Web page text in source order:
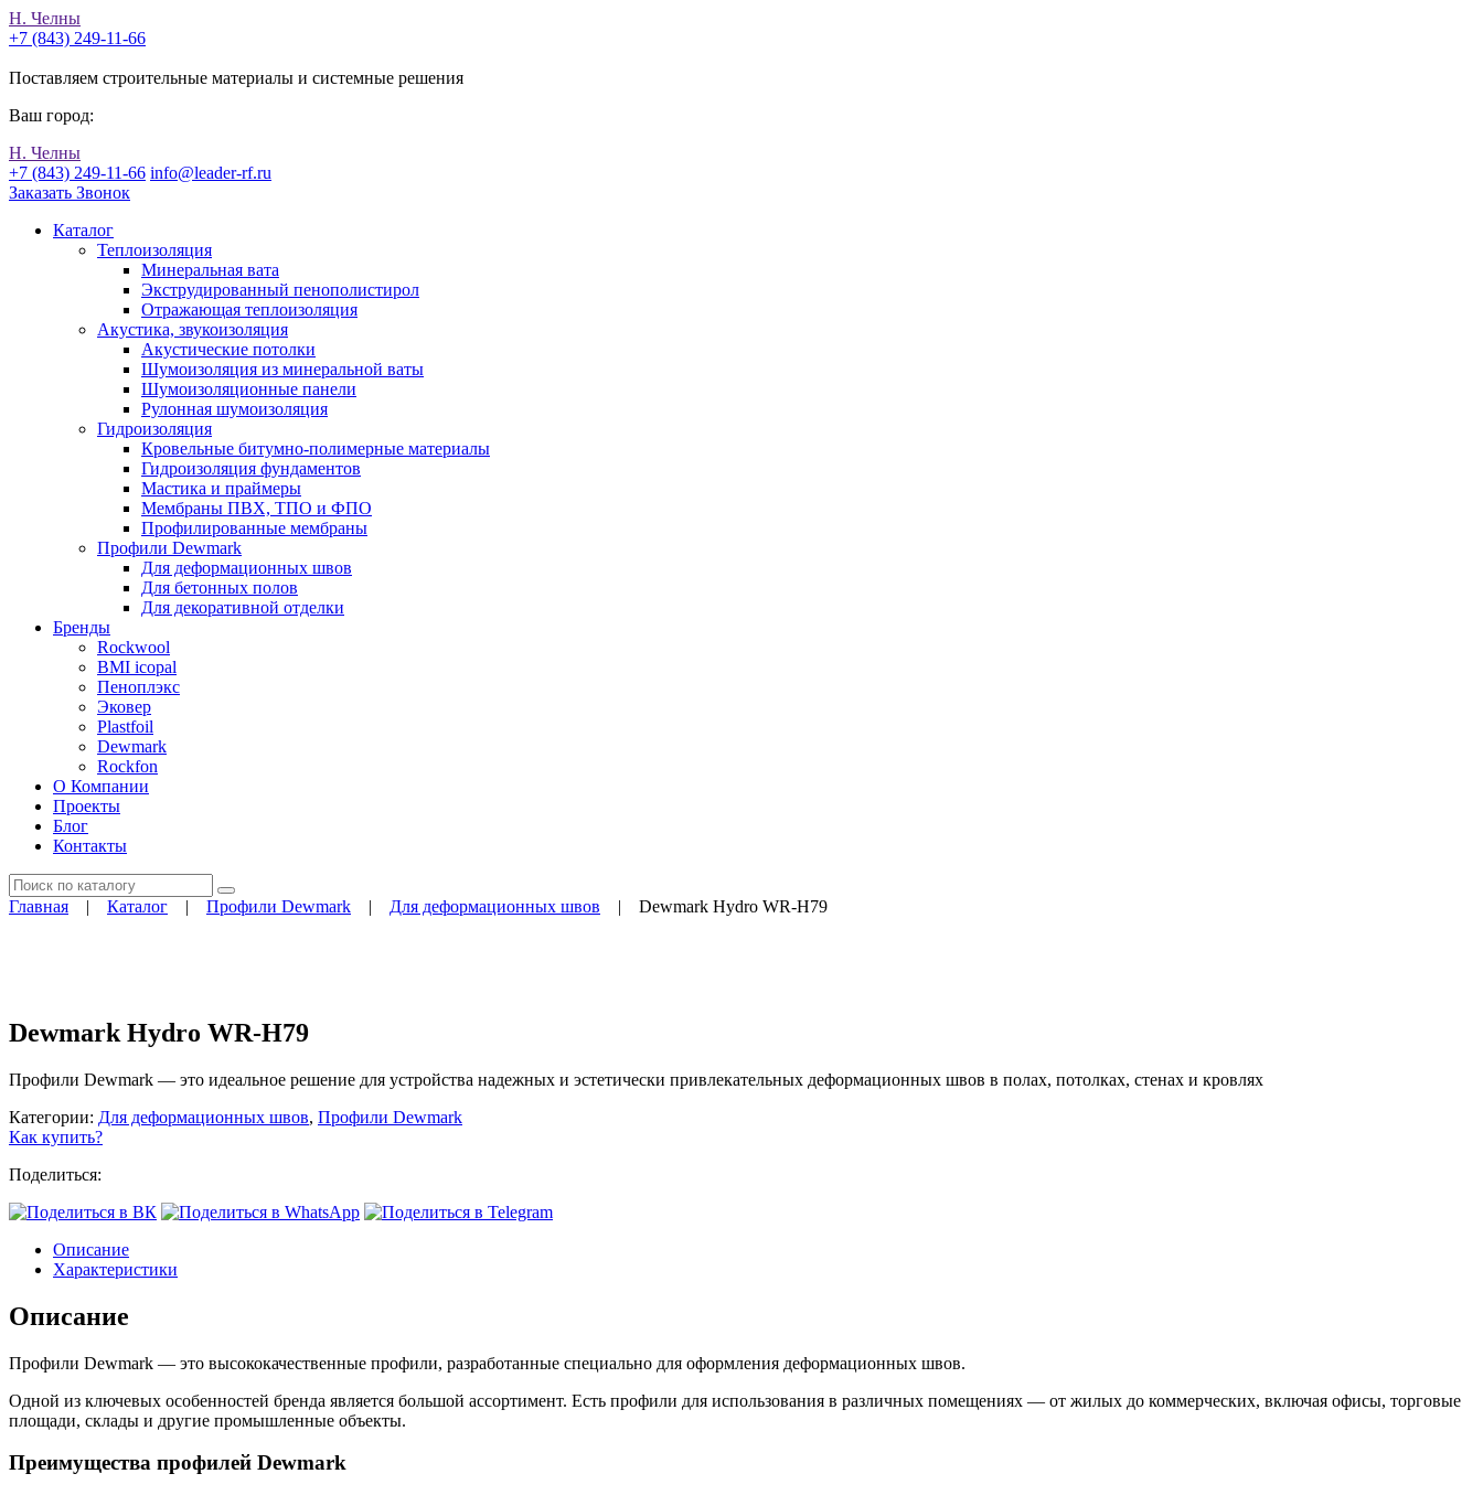
Н. Челны
+7 (843) 249-11-66
Поставляем строительные материалы и системные решения
Ваш город:
Н. Челны
+7 (843) 249-11-66 info@leader-rf.ru
Заказать Звонок
Каталог
Теплоизоляция
Минеральная вата
Экструдированный пенополистирол
Отражающая теплоизоляция
Акустика, звукоизоляция
Акустические потолки
Шумоизоляция из минеральной ваты
Шумоизоляционные панели
Рулонная шумоизоляция
Гидроизоляция
Кровельные битумно-полимерные материалы
Гидроизоляция фундаментов
Мастика и праймеры
Мембраны ПВХ, ТПО и ФПО
Профилированные мембраны
Профили Dewmark
Для деформационных швов
Для бетонных полов
Для декоративной отделки
Бренды
Rockwool
BMI icopal
Пеноплэкс
Эковер
Plastfoil
Dewmark
Rockfon
О Компании
Проекты
Блог
Контакты
Поиск
Главная | Каталог | Профили Dewmark | Для деформационных швов | Dewmark Hydro WR-H79
Dewmark Hydro WR-H79
Профили Dewmark — это идеальное решение для устройства надежных и эстетически привлекательных деформационных швов в полах, потолках, стенах и кровлях
Категории: Для деформационных швов, Профили Dewmark
Как купить?
Поделиться:
Описание
Характеристики
Описание
Профили Dewmark — это высококачественные профили, разработанные специально для оформления деформационных швов.
Одной из ключевых особенностей бренда является большой ассортимент. Есть профили для использования в различных помещениях — от жилых до коммерческих, включая офисы, торговые
площади, склады и другие промышленные объекты.
Преимущества профилей Dewmark